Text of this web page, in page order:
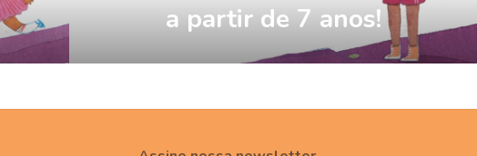
a partir de 7 anos!